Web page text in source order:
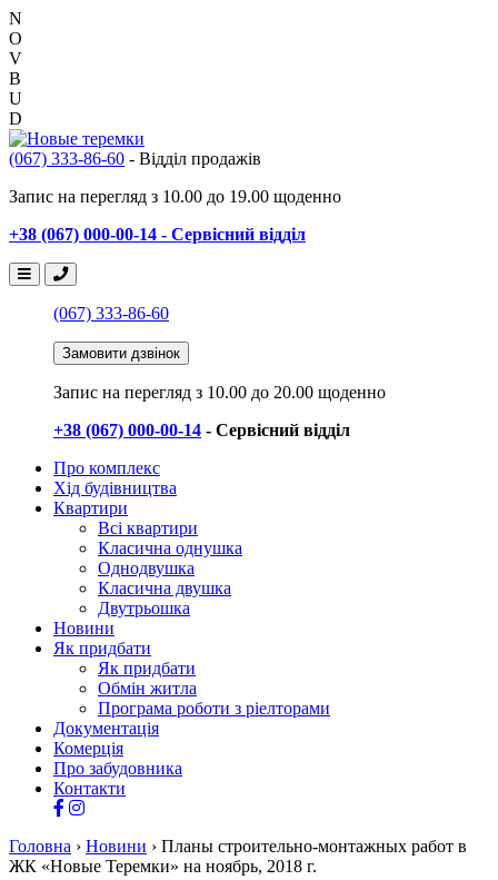
N
O
V
B
U
D
(067) 333-86-60 - Відділ продажів
Запис на перегляд з 10.00 до 19.00 щоденно
+38 (067) 000-00-14 - Сервісний відділ
(067) 333-86-60
Замовити дзвінок
Запис на перегляд з 10.00 до 20.00 щоденно
+38 (067) 000-00-14 - Сервісний відділ
Про комплекс
Хід будівництва
Квартири
Всі квартири
Класична однушка
Однодвушка
Класична двушка
Двутрьошка
Новини
Як придбати
Як придбати
Обмін житла
Програма роботи з ріелторами
Документація
Комерція
Про забудовника
Контакти
Головна › Новини › Планы строительно-монтажных работ в
ЖК «Новые Теремки» на ноябрь, 2018 г.